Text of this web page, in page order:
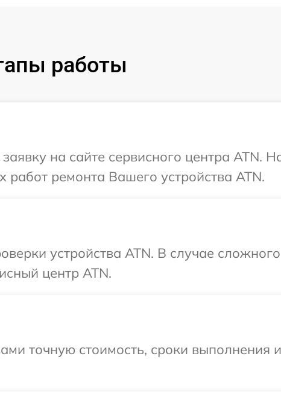
работы
на сайте сервисного центра ATN.
ремонта Вашего устройства ATN.
устройства ATN. В случае
центр ATN.
точную стоимость, сроки выполнения